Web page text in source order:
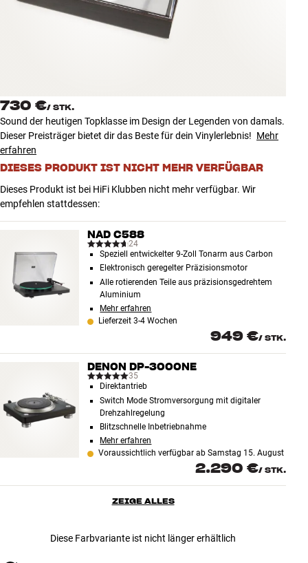
Zubehör
NEUHEITEN
Store Finden
Kundendienst
730 €/ STK.
Sound der heutigen Topklasse im Design der Legenden von damals.
Dieser Preisträger bietet dir das Beste für dein Vinylerlebnis! Mehr
erfahren
DIESES PRODUKT IST NICHT MEHR VERFÜGBAR
Dieses Produkt ist bei HiFi Klubben nicht mehr verfügbar. Wir
empfehlen stattdessen:
NAD C588
24
Speziell entwickelter 9-Zoll Tonarm aus Carbon
Elektronisch geregelter Präzisionsmotor
Alle rotierenden Teile aus präzisionsgedrehtem
Aluminium
Mehr erfahren
Lieferzeit 3-4 Wochen
949 €/ STK.
DENON DP-3000NE
35
Direktantrieb
Switch Mode Stromversorgung mit digitaler
Drehzahlregelung
Blitzschnelle Inbetriebnahme
Mehr erfahren
Voraussichtlich verfügbar ab Samstag 15. August
2.290 €/ STK.
ZEIGE ALLES
Diese Farbvariante ist nicht länger erhältlich